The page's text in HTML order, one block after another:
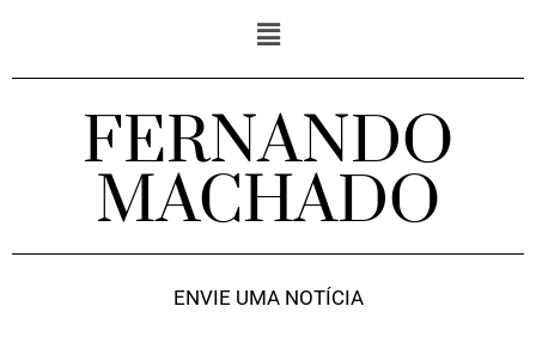
FERNANDO
MACHADO
ENVIE UMA NOTÍCIA